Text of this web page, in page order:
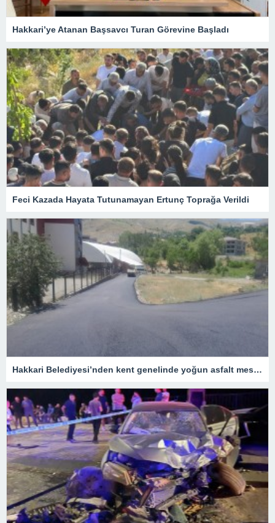
Hakkari’ye Atanan Başsavcı Turan Görevine Başladı
Feci Kazada Hayata Tutunamayan Ertunç Toprağa Verildi
Hakkari Belediyesi’nden kent genelinde yoğun asfalt mesaisi